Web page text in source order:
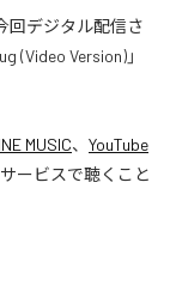
回デジタル配信さ
(Video Version)」
MUSIC、 YouTube
ービスで聴くこと